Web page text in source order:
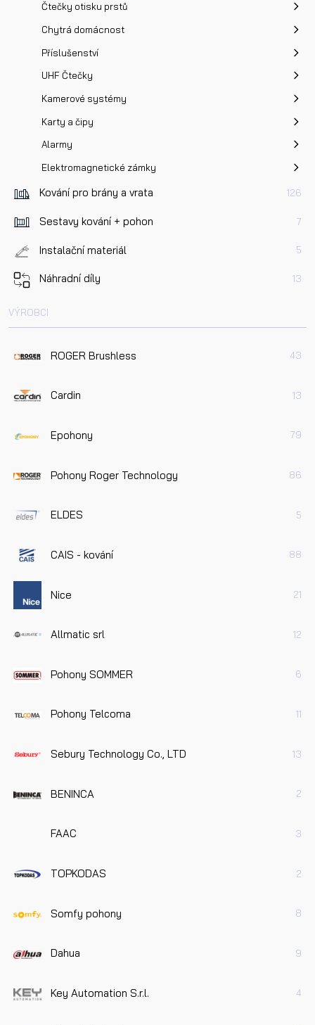
Čtečky otisku prstů
Chytrá domácnost
Příslušenství
UHF Čtečky
Kamerové systémy
Karty a čipy
Alarmy
Elektromagnetické zámky
Kování pro brány a vrata 126
Sestavy kování + pohon 7
Instalační materiál 5
Náhradní díly 13
VÝROBCI
ROGER Brushless 43
Cardin 13
Epohony 79
Pohony Roger Technology 86
ELDES 5
CAIS - kování 88
Nice 21
Allmatic srl 12
Pohony SOMMER 6
Pohony Telcoma 11
Sebury Technology Co., LTD 13
BENINCA 2
FAAC 3
TOPKODAS 2
Somfy pohony 8
Dahua 9
Key Automation S.r.l. 4